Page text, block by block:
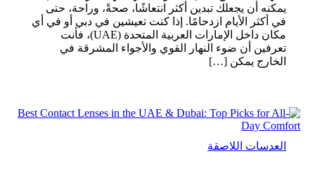
يمكنه أن يجعلك تبدين أكثر انتعاشًا، صحةً، وراحة، حتى
في أكثر الأيام ازدحامًا. إذا كنت تعيشين في دبي أو في أي
مكان داخل الإمارات العربية المتحدة (UAE)، فأنت
تعرفين أن ضوء النهار القوي والأجواء المشرقة في
الخارج يمكن […]
العدسات اللاصقة